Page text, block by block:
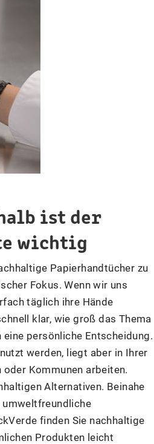
ist der
wichtig
Papierhandtücher zu
Fokus. Wenn wir uns
täglich ihre Hände
klar, wie groß das Thema
persönliche Entscheidung.
werden, liegt aber in Ihrer
Kommunen arbeiten.
Alternativen. Beinahe
umweltfreundliche
finden Sie nachhaltige
Produkten leicht